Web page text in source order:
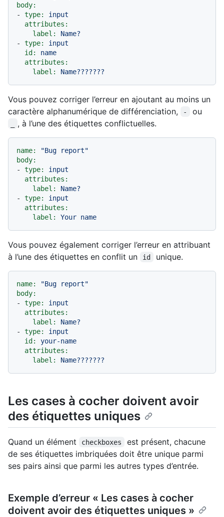
body:
-
type:
input
attributes:
label:
Name?
-
type:
input
id:
name
attributes:
label:
Name???????
Vous pouvez corriger l’erreur en ajoutant au moins un
caractère alphanumérique de différenciation,
- ou
, à l’une des étiquettes conflictuelles.
name:
"Bug report"
body:
-
type:
input
attributes:
label:
Name?
-
type:
input
attributes:
label:
Your name
Vous pouvez également corriger l’erreur en attribuant
à l’une des étiquettes en conflit un
id unique.
name:
"Bug report"
body:
-
type:
input
attributes:
label:
Name?
-
type:
input
id:
your-name
attributes:
label:
Name???????
Les cases à cocher doivent avoir
des étiquettes uniques
Quand un élément checkboxes
est présent, chacune
de ses étiquettes imbriquées doit être unique parmi
ses pairs ainsi que parmi les autres types d’entrée.
Exemple d’erreur « Les cases à cocher
doivent avoir des étiquettes uniques »